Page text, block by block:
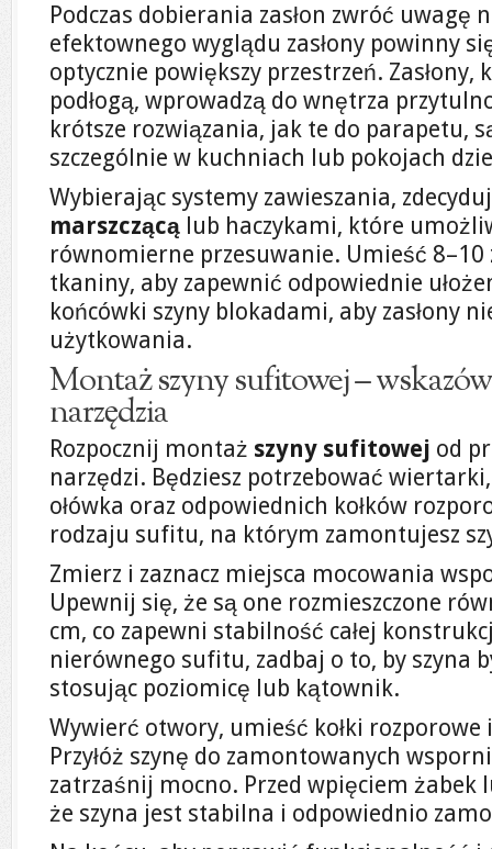
Podczas dobierania zasłon zwróć uwagę
efektownego wyglądu zasłony powinny
optycznie powiększy przestrzeń. Zasłony,
podłogą, wprowadzą do wnętrza
krótsze rozwiązania, jak te do parapetu,
szczególnie w kuchniach lub pokojach
Wybierając systemy zawieszania,
marszczącą lub haczykami, które
równomierne przesuwanie. Umieść 8–10
tkaniny, aby zapewnić odpowiednie
końcówki szyny blokadami, aby zasłony
użytkowania.
Montaż szyny sufitowej –
narzędzia
Rozpocznij montaż szyny sufitowej od
narzędzi. Będziesz potrzebować
ołówka oraz odpowiednich kołków
rodzaju sufitu, na którym zamontujesz
Zmierz i zaznacz miejsca mocowania
Upewnij się, że są one rozmieszczone
cm, co zapewni stabilność całej
nierównego sufitu, zadbaj o to, by szyna
stosując poziomicę lub kątownik.
Wywierć otwory, umieść kołki
Przyłóż szynę do zamontowanych
zatrzaśnij mocno. Przed wpięciem żabek
że szyna jest stabilna i odpowiednio